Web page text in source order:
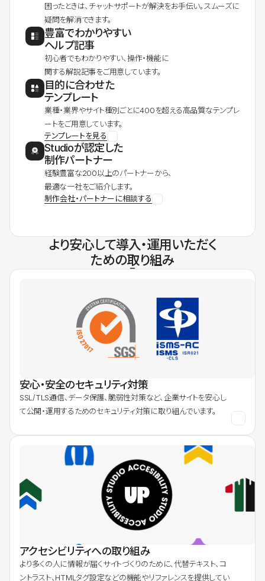
困ったときは、チャットサポートが解決をお手伝い。スムーズに
疑問を解消できます。
豊富でわかりやすい
ヘルプ記事
初心者でもわかりやすい、操作・機能に
関する解説記事をご用意しています。
目的に合わせた
テンプレート
業種・業界やサイト種別ごとに400を超える高品質なテンプレ
ートをご用意しています。
テンプレートを見る
Studioが認定した
制作パートナー
経験豊富な200以上のパートナーから、
最適な一社をご紹介します。
制作会社・パートナーに相談する
より安心して導入・運用いただく
ための取り組み
安心・安全のセキュリティ対策
SSL/TLS通信、データ保護、脆弱性対策など、企業サイトを安心し
て公開・運用するためのセキュリティ対策に取り組んでいます。
アクセシビリティへの取り組み
より多くの人に情報が届くサイトづくりのために、代替テキスト、コ
ントラスト、HTMLタグ設定などの機能やリファレンスを提供してい